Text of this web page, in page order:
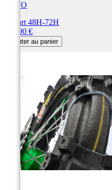
MEFO
Départ 48H-72H
140,90 €
Ajouter au panier